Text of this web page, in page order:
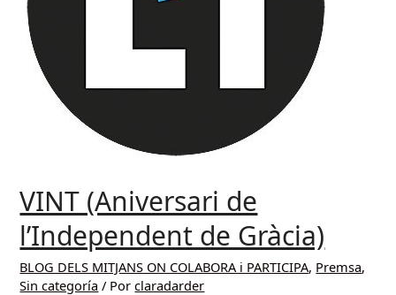
VINT (Aniversari de
l’Independent de Gràcia)
BLOG DELS MITJANS ON COLABORA i PARTICIPA, Premsa,
Sin categoría / Porclaradarder